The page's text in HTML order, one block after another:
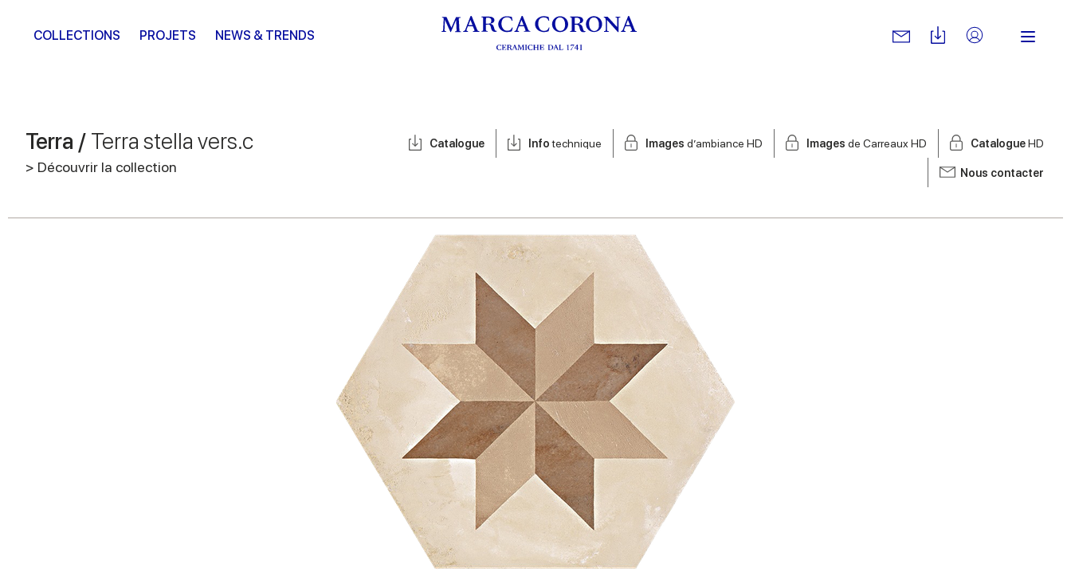
COLLECTIONS PROJETS NEWS & TRENDS
Terra / Terra stella vers.c
> Découvrir la collection
Catalogue Infotechnique Images d’ambiance HD Images de Carreaux HD CatalogueHD
Nous contacter